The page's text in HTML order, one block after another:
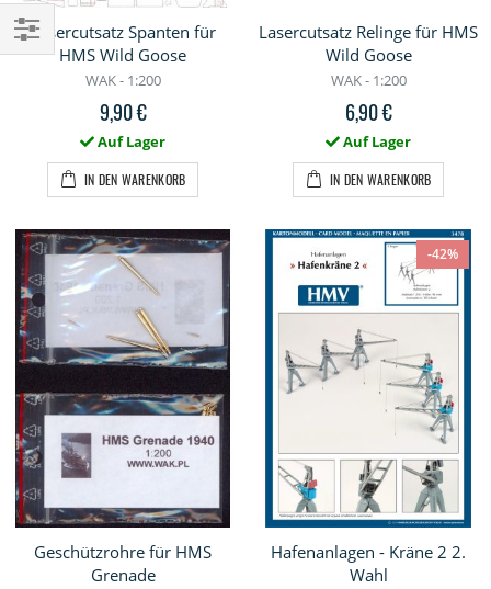
Lasercutsatz Spanten für
HMS Wild Goose
WAK - 1:200
9,90 €
Auf Lager
IN DEN WARENKORB
Lasercutsatz Relinge für HMS
Wild Goose
WAK - 1:200
6,90 €
Auf Lager
IN DEN WARENKORB
Geschützrohre für HMS
Grenade
-42%
Hafenanlagen - Kräne 2 2.
Wahl
Einkaufsoptionen